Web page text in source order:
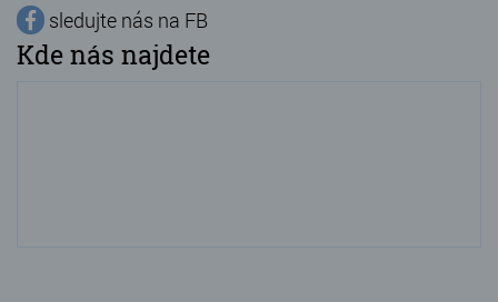
sledujte nás na FB
Kde nás najdete